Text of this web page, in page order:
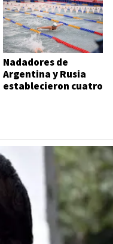
Nadadores de
Argentina y Rusia
establecieron cuatro